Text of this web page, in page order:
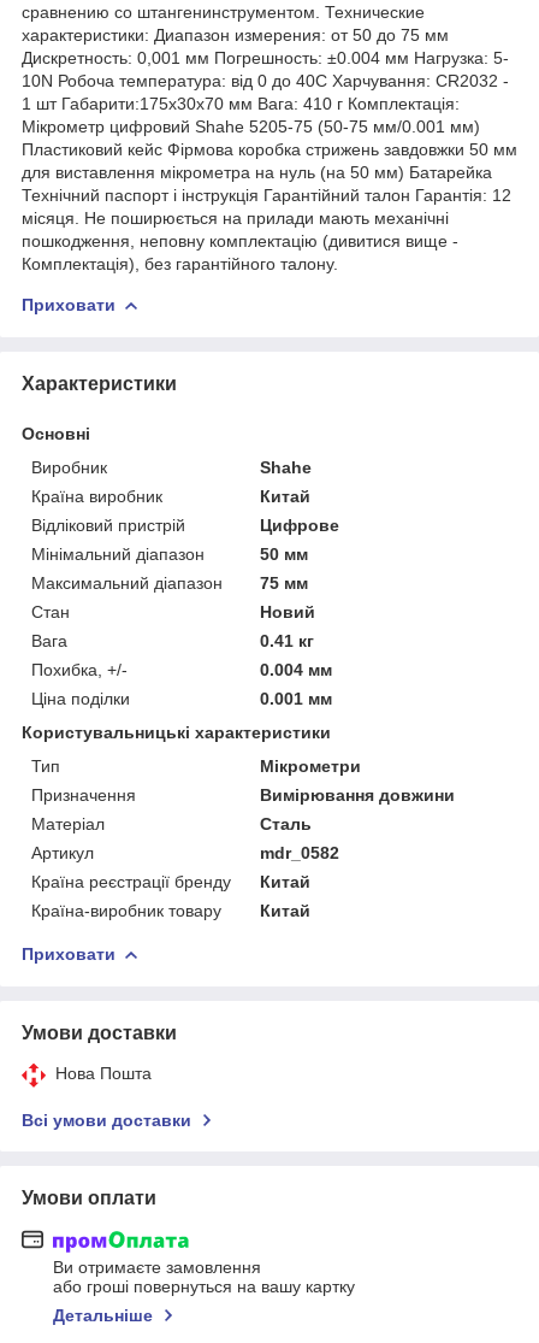
сравнению со штангенинструментом. Технические
характеристики: Диапазон измерения: от 50 до 75 мм
Дискретность: 0,001 мм Погрешность: ±0.004 мм Нагрузка: 5-
10N Робоча температура: від 0 до 40С Харчування: CR2032 -
1 шт Габарити:175х30х70 мм Вага: 410 г Комплектація:
Мікрометр цифровий Shahe 5205-75 (50-75 мм/0.001 мм)
Пластиковий кейс Фірмова коробка стрижень завдовжки 50 мм
для виставлення мікрометра на нуль (на 50 мм) Батарейка
Технічний паспорт і інструкція Гарантійний талон Гарантія: 12
місяця. Не поширюється на прилади мають механічні
пошкодження, неповну комплектацію (дивитися вище -
Комплектація), без гарантійного талону.
Приховати
Характеристики
Основні
Виробник
Shahe
Країна виробник
Китай
Відліковий пристрій
Цифрове
Мінімальний діапазон
50 мм
Максимальний діапазон
75 мм
Стан
Новий
Вага
0.41 кг
Похибка, +/-
0.004 мм
Ціна поділки
0.001 мм
Користувальницькі характеристики
Тип
Мікрометри
Призначення
Вимірювання довжини
Матеріал
Сталь
Артикул
mdr_0582
Країна реєстрації бренду
Китай
Країна-виробник товару
Китай
Приховати
Умови доставки
Нова Пошта
Всі умови доставки
Умови оплати
Ви отримаєте замовлення
або гроші повернуться на вашу картку
Детальніше